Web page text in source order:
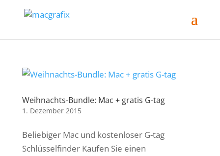
Weihnachts-Bundle: Mac + gratis G-tag
1. Dezember 2015
Beliebiger Mac und kostenloser G-tag
Schlüsselfinder Kaufen Sie einen